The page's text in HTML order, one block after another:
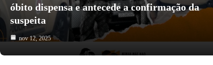
óbito dispensa e antecede a confirmação da
suspeita
nov 12, 2025